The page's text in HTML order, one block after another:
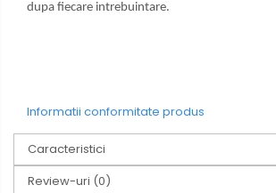
dupa fiecare intrebuintare.
Informatii conformitate produs
Caracteristici
Review-uri (0)